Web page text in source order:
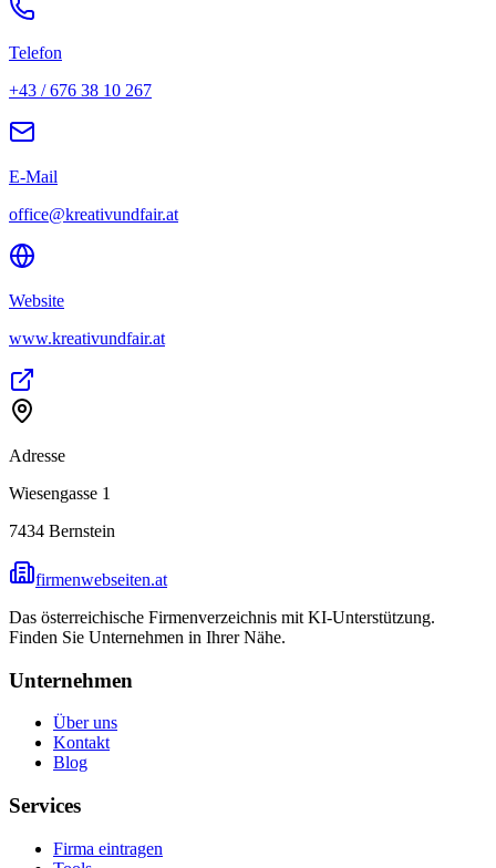
Telefon
+43 / 676 38 10 267
E-Mail
office@kreativundfair.at
Website
www.kreativundfair.at
Adresse
Wiesengasse 1
7434 Bernstein
firmenwebseiten.at
Das österreichische Firmenverzeichnis mit KI-Unterstützung.
Finden Sie Unternehmen in Ihrer Nähe.
Unternehmen
Über uns
Kontakt
Blog
Services
Firma eintragen